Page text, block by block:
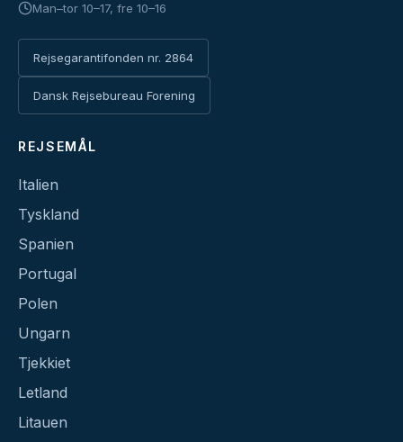
Man–tor 10–17, fre 10–16
Rejsegarantifonden nr. 2864
Dansk Rejsebureau Forening
REJSEMÅL
Italien
Tyskland
Spanien
Portugal
Polen
Ungarn
Tjekkiet
Letland
Litauen